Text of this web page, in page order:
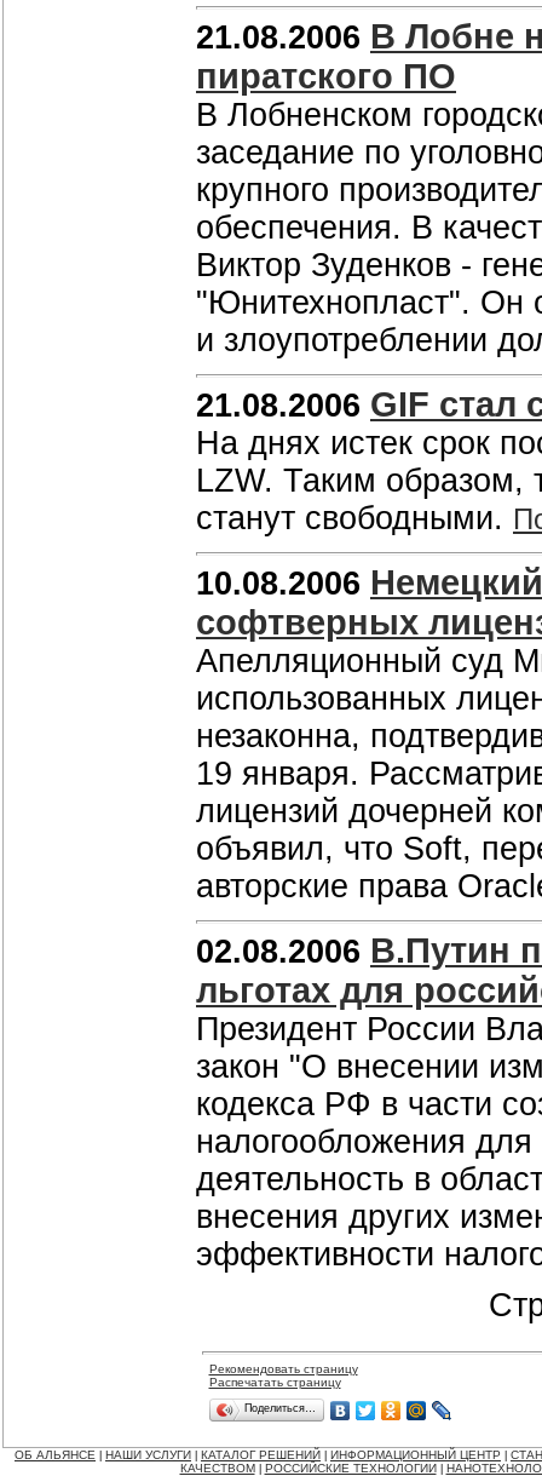
21.08.2006 В Лобне
пиратского ПО
В Лобненском
заседание по
крупного
обеспечения. В
Виктор Зуденков -
"Юнитехнопласт". Он
и злоупотреблении
21.08.2006 GIF
На днях истек срок
LZW. Таким образом,
станут свободными.
10.08.2006
софтверных
Апелляционный суд
использованных
незаконна,
19 января.
лицензий дочерней
объявил, что Soft,
авторские права
02.08.2006 В.Путин
льготах для
Президент России
закон "О внесении
кодекса РФ в части
налогообложения
деятельность в
внесения других
эффективности
Рекомендовать страницу
Распечатать страницу
Поделиться…
ОБ АЛЬЯНСЕ НАШИ УСЛУГИ КАТАЛОГ РЕШЕНИЙ ИНФОРМАЦИОННЫЙ ЦЕНТР
КАЧЕСТВОМ
РОССИЙСКИЕ ТЕХНОЛОГИИ